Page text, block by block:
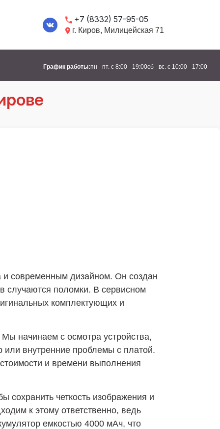
+7 (8332) 57-95-05
г. Киров, Милицейская 71
График работы:пн - пт. с 8:00 - 19:00сб - вс. с 10:00 - 17:00
и современным дизайном. Он создан
случаются поломки. В сервисном
комплектующих и
начинаем с осмотра устройства,
или внутренние проблемы с платой.
и времени выполнения
сохранить четкость изображения и
к этому ответственно, ведь
емкостью 4000 мАч, что